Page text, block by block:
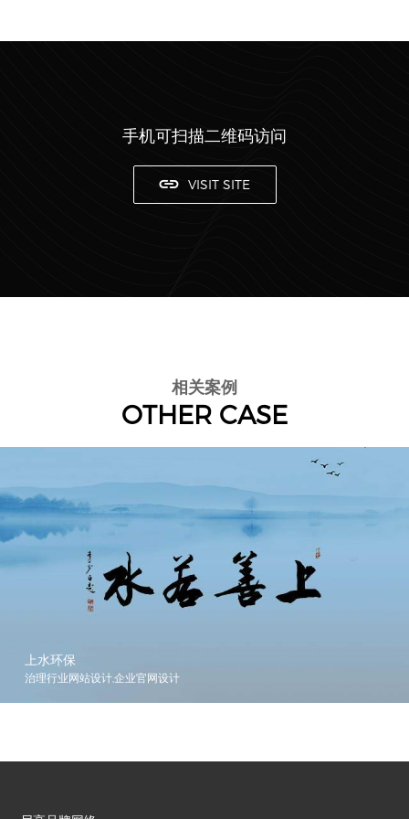
手机可扫描二维码访问
VISIT SITE
相关案例
OTHER CASE
上水环保
治理行业网站设计,企业官网设计